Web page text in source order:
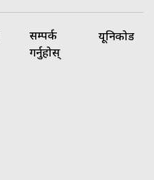
सम्पर्क
गर्नुहोस्
यूनिकोड